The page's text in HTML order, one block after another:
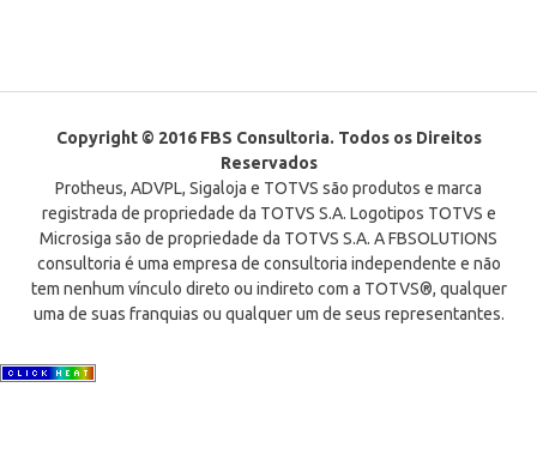
Copyright © 2016 FBS Consultoria. Todos os Direitos
Reservados
Protheus, ADVPL, Sigaloja e TOTVS são produtos e marca
registrada de propriedade da TOTVS S.A. Logotipos TOTVS e
Microsiga são de propriedade da TOTVS S.A. A FBSOLUTIONS
consultoria é uma empresa de consultoria independente e não
tem nenhum vínculo direto ou indireto com a TOTVS®, qualquer
uma de suas franquias ou qualquer um de seus representantes.